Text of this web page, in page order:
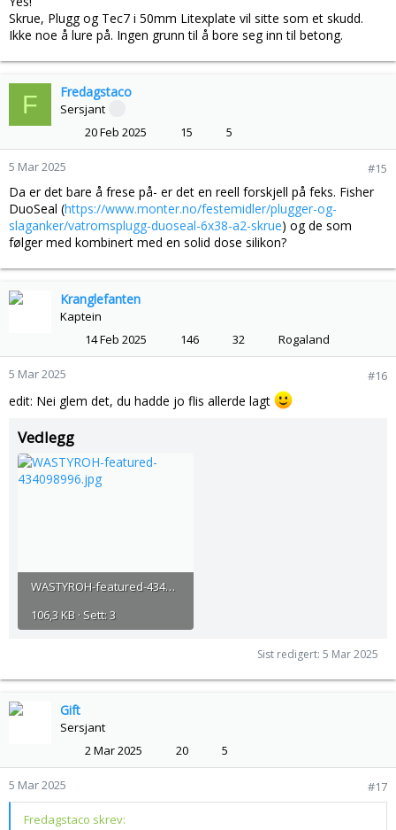
Skrue, Plugg og Tec7 i 50mm Litexplate vil sitte som et skudd.
Ikke noe å lure på. Ingen grunn til å bore seg inn til betong.
F Fredagstaco
Sersjant
20 Feb 2025
15 5
5 Mar 2025 #15
Da er det bare å frese på- er det en reell forskjell på feks. Fisher
DuoSeal (https://www.monter.no/festemidler/plugger-og-
slaganker/vatromsplugg-duoseal-6x38-a2-skrue) og de som
følger med kombinert med en solid dose silikon?
Kranglefanten
Kaptein
14 Feb 2025
146 32 Rogaland
5 Mar 2025 #16
edit: Nei glem det, du hadde jo flis allerde lagt
Vedlegg
WASTYROH-featured-434098996.jpg
106,3 KB · Sett: 3
Sist redigert: 5 Mar 2025
Gift
Sersjant
2 Mar 2025
20 5
5 Mar 2025 #17
Fredagstaco skrev: